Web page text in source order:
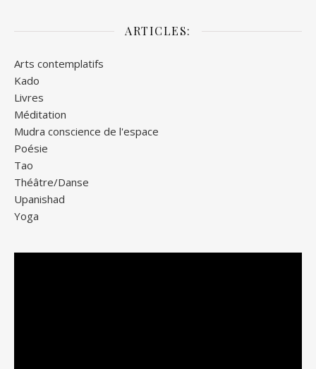
ARTICLES:
Arts contemplatifs
Kado
Livres
Méditation
Mudra conscience de l'espace
Poésie
Tao
Théâtre/Danse
Upanishad
Yoga